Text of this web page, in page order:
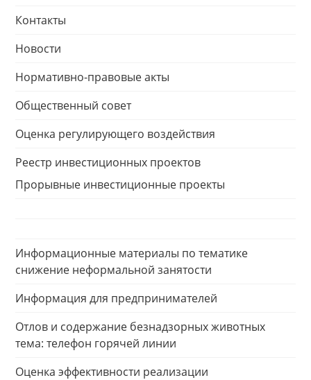
Контакты
Новости
Нормативно-правовые акты
Общественный совет
Оценка регулирующего воздействия
Реестр инвестиционных проектов
Прорывные инвестиционные проекты
Информационные материалы по тематике
снижение неформальной занятости
Информация для предпринимателей
Отлов и содержание безнадзорных животных
тема: телефон горячей линии
Оценка эффективности реализации